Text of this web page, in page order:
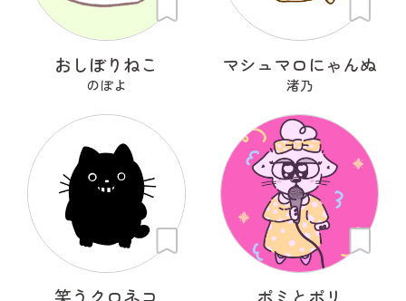
おしぼりねこ
のぽよ
マシュマロにゃんぬ
渚乃
笑うクロネコ ポミとポリ